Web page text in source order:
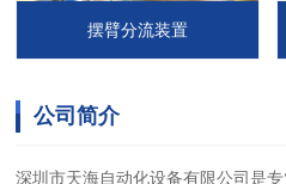
摆臂分流装置
公司简介
深圳市天海自动化设备有限公司是